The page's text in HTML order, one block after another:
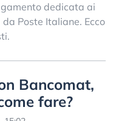
dedicata ai
Poste Italiane. Ecco
Bancomat,
fare?